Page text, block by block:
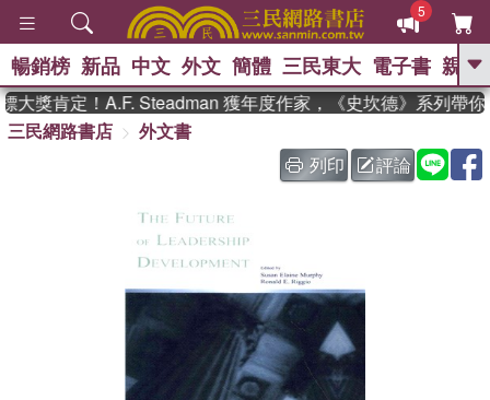
5
GO
The Odyssey 、 父親節 、 如果歷
史是一群喵 、 暑期推薦 、 國際布克
登輝時代
偉大的迷走神經
暢銷榜 新品 中文 外文 簡體 三民東大 電子書 親子
獎肯定！A.F. Steadman 獲年度作家，《史坎德》系列帶你
三民網路書店
外文書
列印
評論